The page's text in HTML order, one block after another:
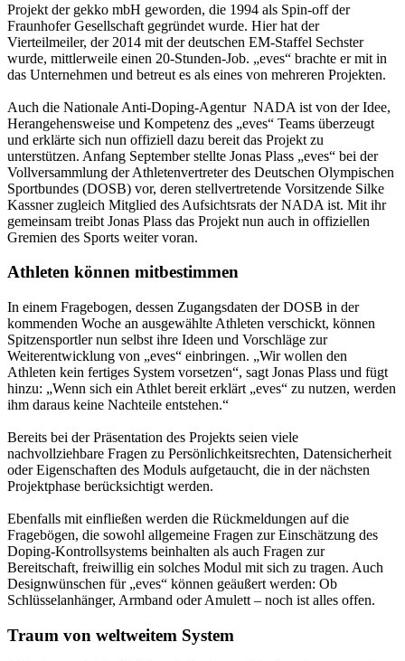
Projekt der gekko mbH geworden, die 1994 als Spin-off der
Fraunhofer Gesellschaft gegründet wurde. Hier hat der
Vierteilmeiler, der 2014 mit der deutschen EM-Staffel Sechster
wurde, mittlerweile einen 20-Stunden-Job. „eves“ brachte er mit in
das Unternehmen und betreut es als eines von mehreren Projekten.
Auch die Nationale Anti-Doping-Agentur NADA ist von der Idee,
Herangehensweise und Kompetenz des „eves“ Teams überzeugt
und erklärte sich nun offiziell dazu bereit das Projekt zu
unterstützen. Anfang September stellte Jonas Plass „eves“ bei der
Vollversammlung der Athletenvertreter des Deutschen Olympischen
Sportbundes (DOSB) vor, deren stellvertretende Vorsitzende Silke
Kassner zugleich Mitglied des Aufsichtsrats der NADA ist. Mit ihr
gemeinsam treibt Jonas Plass das Projekt nun auch in offiziellen
Gremien des Sports weiter voran.
Athleten können mitbestimmen
In einem Fragebogen, dessen Zugangsdaten der DOSB in der
kommenden Woche an ausgewählte Athleten verschickt, können
Spitzensportler nun selbst ihre Ideen und Vorschläge zur
Weiterentwicklung von „eves“ einbringen. „Wir wollen den
Athleten kein fertiges System vorsetzen“, sagt Jonas Plass und fügt
hinzu: „Wenn sich ein Athlet bereit erklärt „eves“ zu nutzen, werden
ihm daraus keine Nachteile entstehen.“
Bereits bei der Präsentation des Projekts seien viele
nachvollziehbare Fragen zu Persönlichkeitsrechten, Datensicherheit
oder Eigenschaften des Moduls aufgetaucht, die in der nächsten
Projektphase berücksichtigt werden.
Ebenfalls mit einfließen werden die Rückmeldungen auf die
Fragebögen, die sowohl allgemeine Fragen zur Einschätzung des
Doping-Kontrollsystems beinhalten als auch Fragen zur
Bereitschaft, freiwillig ein solches Modul mit sich zu tragen. Auch
Designwünschen für „eves“ können geäußert werden: Ob
Schlüsselanhänger, Armband oder Amulett – noch ist alles offen.
Traum von weltweitem System